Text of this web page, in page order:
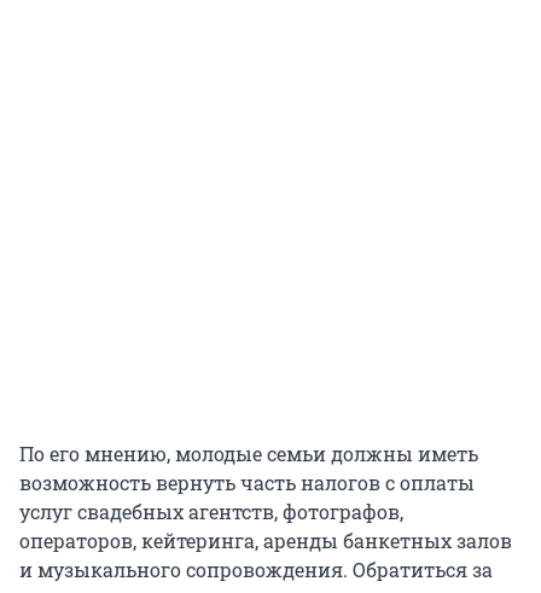
По его мнению, молодые семьи должны иметь
возможность вернуть часть налогов с оплаты
услуг свадебных агентств, фотографов,
операторов, кейтеринга, аренды банкетных залов
и музыкального сопровождения. Обратиться за